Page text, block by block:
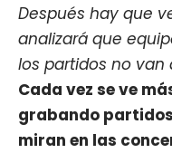
Después hay que
analizará que
los partidos no van
Cada vez se ve
grabando
miran en las